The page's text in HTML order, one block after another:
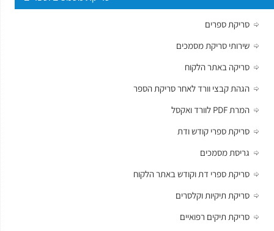
סריקת ספרים
שירותי סריקת מסמכים
סריקה באתר הלקוח
הגהת קבצי וורד לאחר סריקת הספר
המרת PDF לוורד ואקסל
סריקת ספרי קודש ודת
גריסת מסמכים
סריקת ספרי דת וקודש באתר הלקוח
סריקת תיקיות וקלסרים
סריקת תיקים רפואיים